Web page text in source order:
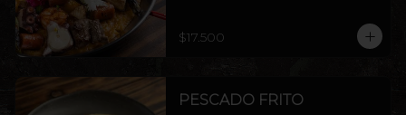
$17.500
PESCADO FRITO